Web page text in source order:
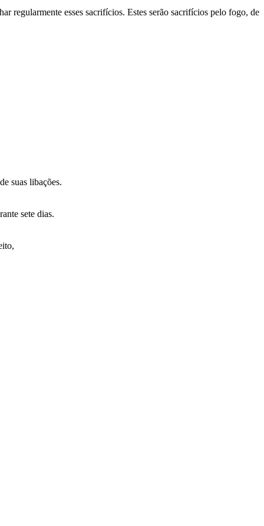
regularmente esses sacrifícios. Estes serão sacrifícios pelo fogo, de
suas libações.
sete dias.